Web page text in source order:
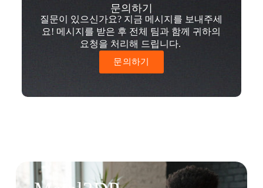
문의하기
질문이 있으신가요? 지금 메시지를 보내주세
요! 메시지를 받은 후 전체 팀과 함께 귀하의
요청을 처리해 드립니다.
문의하기